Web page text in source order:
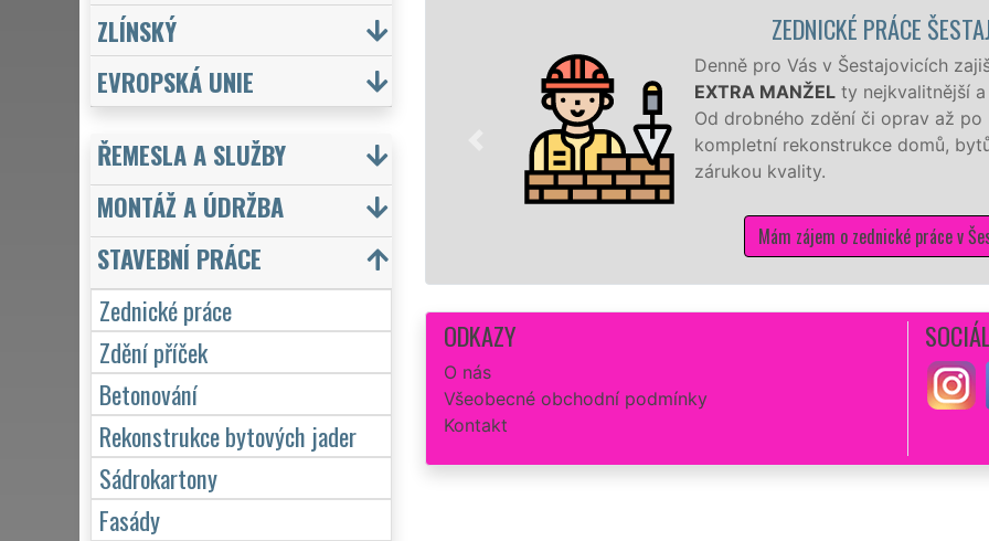
Denně pro Vás v Šestajovicích zajišťují naši hodinoví manželé sítě
ty nejkvalitnější a levné zednické práce všeho druhu.
Od drobného zdění či oprav až po kompletní realizace novostavby či
kompletní rekonstrukce domů, bytů, rekreačních objektů a kanceláří se
ODKAZY
O nás
Všeobecné obchodní podmínky
Kontakt
ZLÍNSKÝ
EVROPSKÁ UNIE
ŘEMESLA A SLUŽBY
MONTÁŽ A ÚDRŽBA
STAVEBNÍ PRÁCE
Zednické práce
Zdění příček
Betonování
Rekonstrukce bytových jader
Sádrokartony
Fasády